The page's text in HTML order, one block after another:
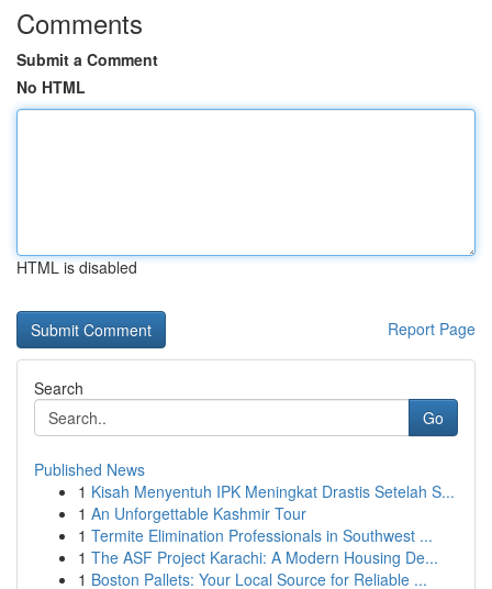
Comments
Submit a Comment
No HTML
HTML is disabled
Report Page
Search
Go
Published News
1 Kisah Menyentuh IPK Meningkat Drastis Setelah S...
1 An Unforgettable Kashmir Tour
1 Termite Elimination Professionals in Southwest ...
1 The ASF Project Karachi: A Modern Housing De...
1 Boston Pallets: Your Local Source for Reliable ...